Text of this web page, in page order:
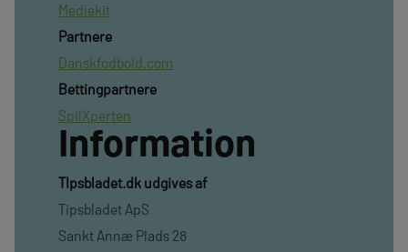
Mediekit
Partnere
Danskfodbold.com
Bettingpartnere
SpilXperten
Information
TIpsbladet.dk udgives af
Tipsbladet ApS
Sankt Annæ Plads 28